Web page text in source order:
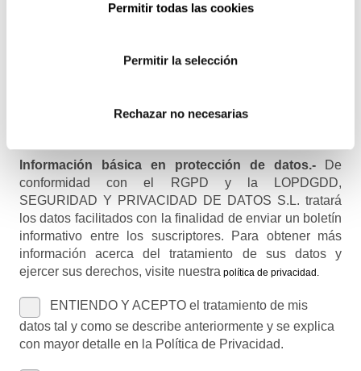
Permitir todas las cookies
Permitir la selección
Rechazar no necesarias
Recibirás un correo para confirmar la suscripción
Información básica en protección de datos.- De
conformidad con el RGPD y la LOPDGDD,
SEGURIDAD Y PRIVACIDAD DE DATOS S.L. tratará
los datos facilitados con la finalidad de enviar un boletín
informativo entre los suscriptores. Para obtener más
información acerca del tratamiento de sus datos y
ejercer sus derechos, visite nuestra política de privacidad .
ENTIENDO Y ACEPTO el tratamiento de mis
datos tal y como se describe anteriormente y se explica
con mayor detalle en la Política de Privacidad.